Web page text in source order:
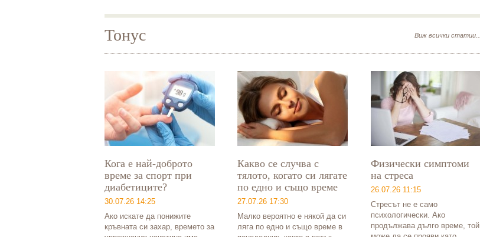
мързел. В действителност
ежедневните дейности носи
в краткосрочен, така и в
дългосрочен план. Вижте топ
10 на активностите с най-
голям успокояващ и
релаксиращ ефект:
Тонус
Кога е най-доброто
време за спорт при
диабетиците?
30.07.26 14:25
Ако искате да понижите
кръвната си захар, времето за
Какво се случва с
тялото, когато си лягате
по едно и също време
27.07.26 17:30
Малко вероятно е някой да си
ляга по едно и също време в
Физически симптоми
на стреса
26.07.26 11:15
Стресът не е само
психологически. Ако
продължава дълго време, той
Виж всички статии...